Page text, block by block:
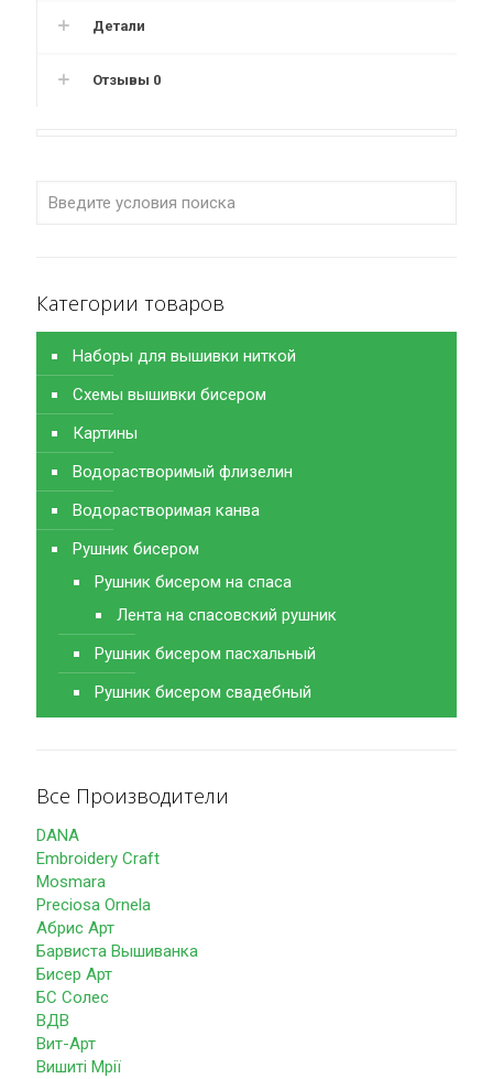
Детали
Отзывы 0
Категории товаров
Наборы для вышивки ниткой
Схемы вышивки бисером
Картины
Водорастворимый флизелин
Водорастворимая канва
Рушник бисером
Рушник бисером на спаса
Лента на спасовский рушник
Рушник бисером пасхальный
Рушник бисером свадебный
Все Производители
DANA
Embroidery Craft
Mosmara
Preciosa Ornela
Абрис Арт
Барвиста Вышиванка
Бисер Арт
БС Солес
ВДВ
Вит-Арт
Вишиті Мрії